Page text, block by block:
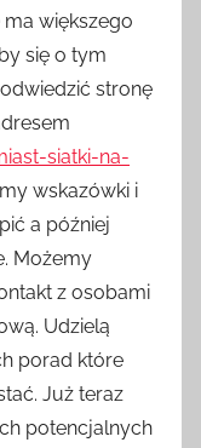
ma większego
się o tym
stronę
siatki-na-
wskazówki i
a później
Możemy
z osobami
Udzielą
porad które
Już teraz
potencjalnych